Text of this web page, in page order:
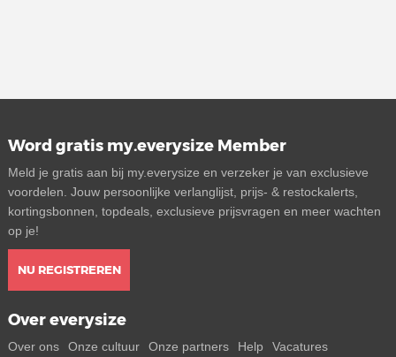
Word gratis my.everysize Member
Meld je gratis aan bij my.everysize en verzeker je van exclusieve
voordelen. Jouw persoonlijke verlanglijst, prijs- & restockalerts,
kortingsbonnen, topdeals, exclusieve prijsvragen en meer wachten
op je!
NU REGISTREREN
Over everysize
Over ons Onze cultuur Onze partners Help
Vacatures